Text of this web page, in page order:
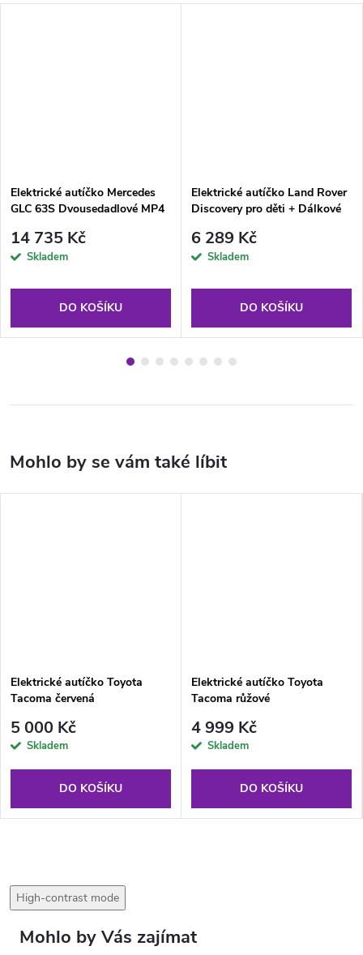
Elektrické autíčko Mercedes
GLC 63S Dvousedadlové MP4
14 735 Kč
Skladem
DO KOŠÍKU
Elektrické autíčko Land Rover
Discovery pro děti + Dálkové
6 289 Kč
Skladem
DO KOŠÍKU
Elektrické autíčko Toyota
Tacoma červená
5 000 Kč
Skladem
DO KOŠÍKU
Elektrické autíčko Toyota
Tacoma růžové
4 999 Kč
Skladem
DO KOŠÍKU
High-contrast mode